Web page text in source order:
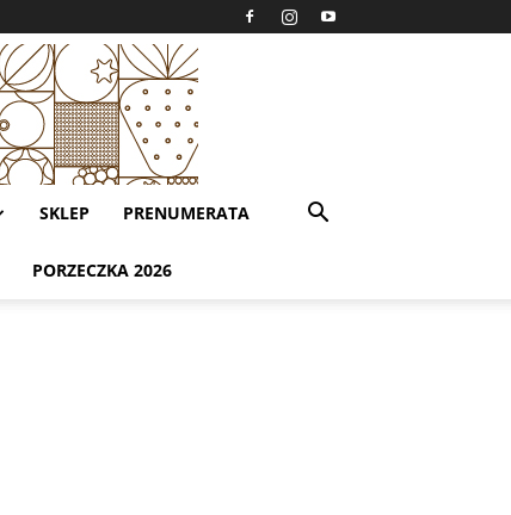
SKLEP PRENUMERATA
PORZECZKA 2026